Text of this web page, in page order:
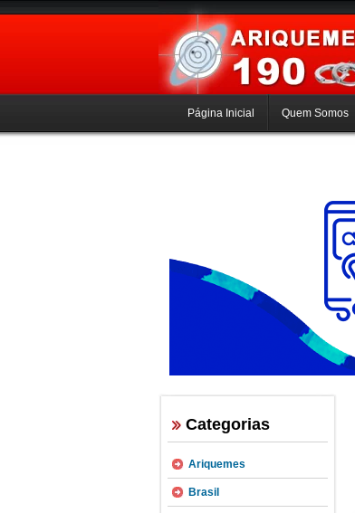
Página Inicial Quem Somos
Categorias
Ariquemes
Brasil